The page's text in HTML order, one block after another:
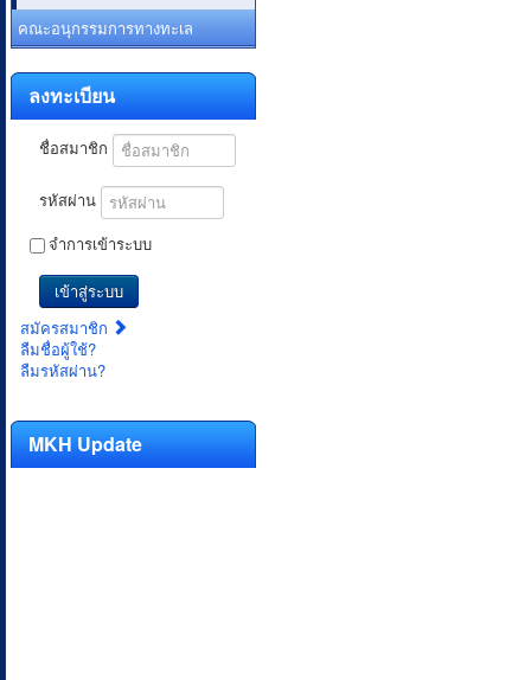
คณะอนุกรรมการทางทะเล
ลงทะเบียน
ชื่อสมาชิก
รหัสผ่าน
จำการเข้าระบบ
เข้าสู่ระบบ
สมัครสมาชิก
ลืมชื่อผู้ใช้?
ลืมรหัสผ่าน?
MKH Update